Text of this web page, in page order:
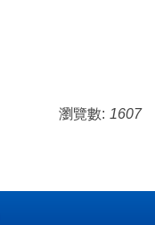
瀏覽數: 1607